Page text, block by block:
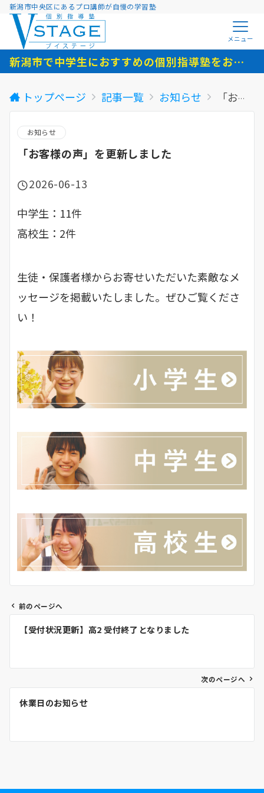
新潟市中央区にあるプロ講師が自慢の学習塾
メニュー
新潟市で中学生におすすめの個別指導塾をお探しの方へ
トップページ 記事一覧 お知らせ 「お客様の声」を更新しました
お知らせ
「お客様の声」を更新しました
2026-06-13
中学生：11件
高校生：2件
生徒・保護者様からお寄せいただいた素敵なメ
ッセージを掲載いたしました。ぜひご覧くださ
い！
投
ビ
シ
前のページへ
【受付状況更新】高2 受付終了となりました
次のページへ
休業日のお知らせ